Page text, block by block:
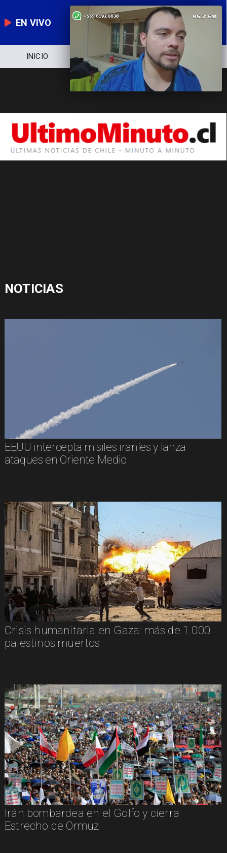
EN VIVO
INICIO NOTICIERO POLÍTICA
NOTICIAS
EEUU intercepta misiles iraníes y lanza
ataques en Oriente Medio
Crisis humanitaria en Gaza: más de 1.000
palestinos muertos
Irán bombardea en el Golfo y cierra
Estrecho de Ormuz